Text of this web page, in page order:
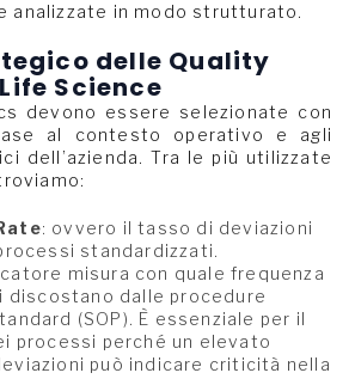
analizzate in modo strutturato.
delle Quality
Science
devono essere selezionate con
al contesto operativo e agli
dell’azienda. Tra le più utilizzate
: ovvero il tasso di deviazioni
standardizzati.
misura con quale frequenza
discostano dalle procedure
(SOP). È essenziale per il
processi perché un elevato
può indicare criticità nella